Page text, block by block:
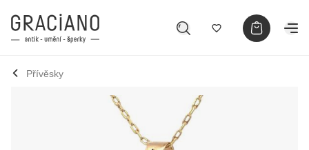
Přívěsky